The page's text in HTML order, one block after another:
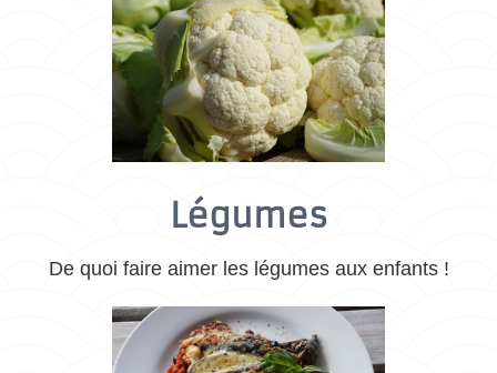
Légumes
De quoi faire aimer les légumes aux enfants !